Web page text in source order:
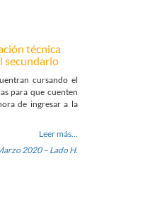
técnica
secundario
cursando el
para que cuenten
de ingresar a la
Leer más…
2020 – Lado H.